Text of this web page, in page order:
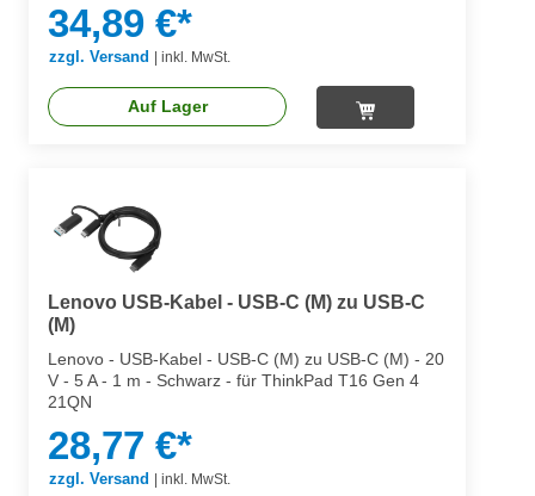
34,89 €*
zzgl. Versand inkl. MwSt.
Auf Lager
Lenovo USB-Kabel - USB-C (M) zu USB-C
(M)
Lenovo - USB-Kabel - USB-C (M) zu USB-C (M) - 20
V - 5 A - 1 m - Schwarz - für ThinkPad T16 Gen 4
21QN
28,77 €*
zzgl. Versand | inkl. MwSt.